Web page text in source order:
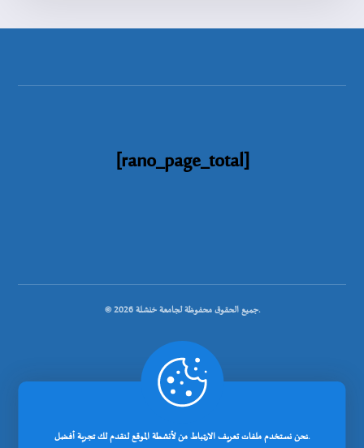
[rano_page_total]
© جميع الحقوق محفوظة لجامعة خنشلة 2026.
.
نحن نستخدم ملفات تعريف الارتباط من لأنشطة الموقع لنقدم لك تجربة أفضل.